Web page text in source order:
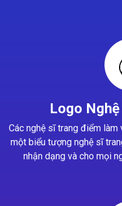
Logo
Các nghệ sĩ trang điểm
một biểu tượng nghệ sĩ
nhận dạng và cho mọi